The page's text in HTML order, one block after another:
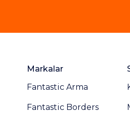
Markalar
Fantastic Arma
Fantastic Borders